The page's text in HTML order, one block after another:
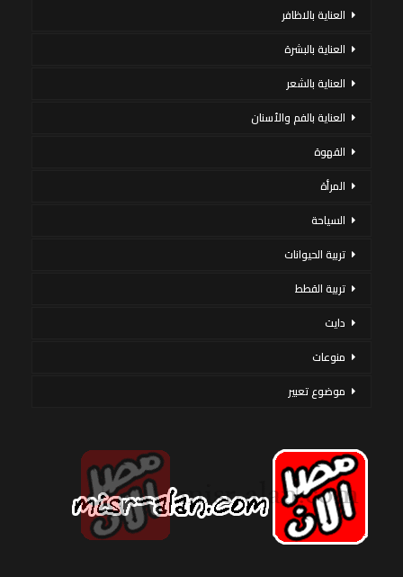
العناية بالاظافر
العناية بالبشرة
العناية بالشعر
العناية بالفم والأسنان
القهوة
المرأة
السياحة
تربية الحيوانات
تربية القطط
دايت
منوعات
موضوع تعبير